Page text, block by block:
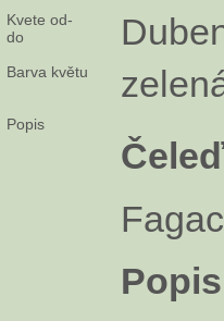
Kvete od-
do
Barva květu
Popis
Čeleď
Popis